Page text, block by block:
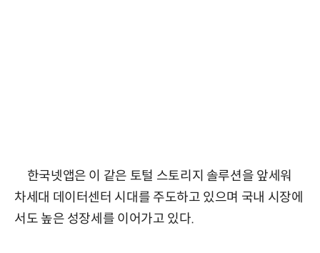
한국넷앱은 이 같은 토털 스토리지 솔루션을 앞세워
차세대 데이터센터 시대를 주도하고 있으며 국내 시장에
서도 높은 성장세를 이어가고 있다.